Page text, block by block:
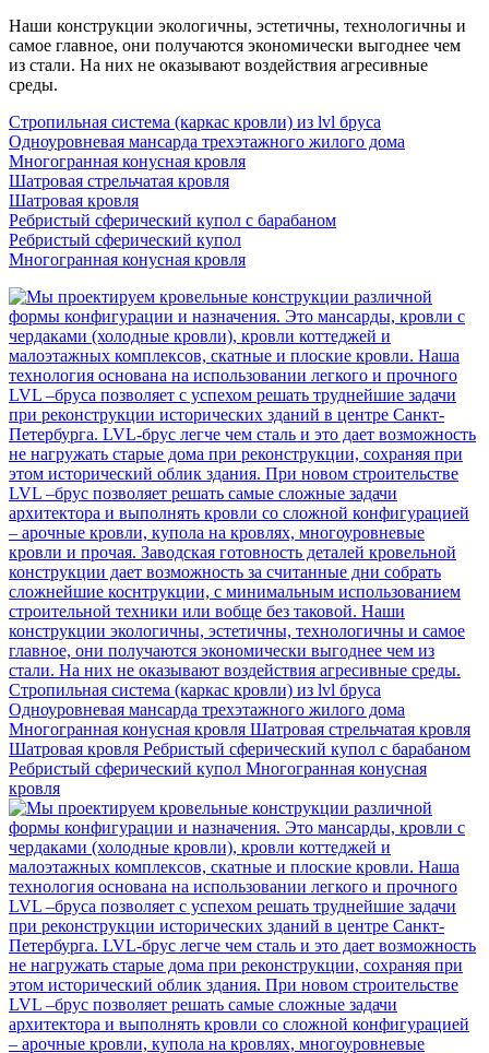
Наши конструкции экологичны, эстетичны, технологичны и
самое главное, они получаются экономически выгоднее чем
из стали. На них не оказывают воздействия агресивные
среды.
Стропильная система (каркас кровли) из lvl бруса
Одноуровневая мансарда трехэтажного жилого дома
Многогранная конусная кровля
Шатровая стрельчатая кровля
Шатровая кровля
Ребристый сферический купол с барабаном
Ребристый сферический купол
Многогранная конусная кровля